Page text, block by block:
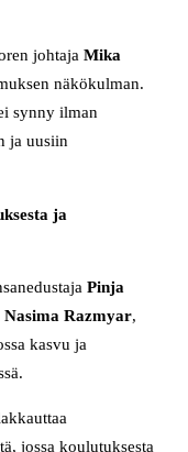
johtajaMika
näkökulman.
synny ilman
ja uusiin
ja
Pinja
Nasima Razmyar,
kasvu ja
jossa koulutuksesta